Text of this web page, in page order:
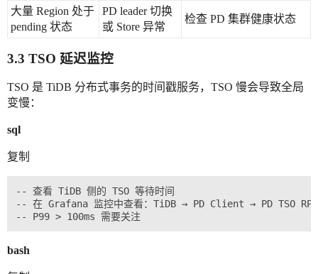
大量 Region 处于
pending 状态
PD leader 切换
或 Store 异常
检查 PD 集群健康状态
3.3 TSO 延迟监控
TSO 是 TiDB 分布式事务的时间戳服务，TSO 慢会导致全局
变慢：
sql
复制
-- 查看 TiDB 侧的 TSO 等待时间
-- 在 Grafana 监控中查看：TiDB → PD Client → PD TSO
bash